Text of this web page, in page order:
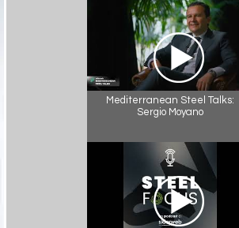
Mediterranean Steel Talks:
Sergio Moyano